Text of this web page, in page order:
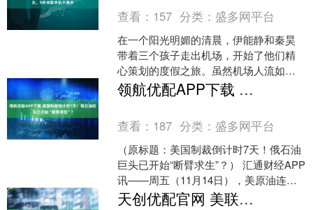
查看： 157 分类： 盛多网平台
在一个阳光明媚的清晨，伊能静和秦昊
带着三个孩子走出机场，开始了他们精
心策划的度假之旅。虽然机场人流如
织，周围的喧嚣声此起彼伏，但他们一
家人的气氛却显得特别和谐。....
领航优配APP下载 美国制裁倒计时7天！俄石油巨头已开始“断臂求生”？
查看： 187 分类： 盛多网平台
（原标题：美国制裁倒计时7天！俄石油
巨头已开始“断臂求生”？） 汇通财经APP
讯——周五（11月14日），美原油连续
合约北美时段交投于60美元附近，日内
天创优配官网 美联储鹰派言论下，黄金白银面临强劲抛压